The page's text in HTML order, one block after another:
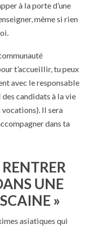
à la porte d’une
même si rien
t’accueillir, tu peux
avec le responsable
candidats à la vie
Il sera
dans ta
UNE
»
asiatiques qui